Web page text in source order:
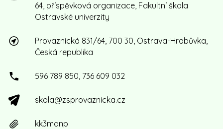
64, příspěvková organizace, Fakultní škola
Ostravské univerzity
Provaznická 831/64, 700 30, Ostrava-Hrabůvka,
Česká republika
596 789 850, 736 609 032
skola@zsprovaznicka.cz
kk3mqnp